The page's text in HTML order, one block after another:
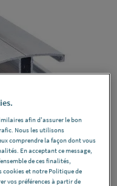
afin d'assurer le bon
Nous les utilisons
comprendre la façon dont vous
En acceptant ce message,
de ces finalités,
et notre Politique de
vos préférences à partir de